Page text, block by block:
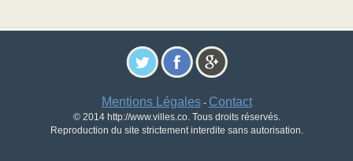
Mentions Légales- Contact
© 2014 http://www.villes.co. Tous droits réservés.
Reproduction du site strictement interdite sans autorisation.